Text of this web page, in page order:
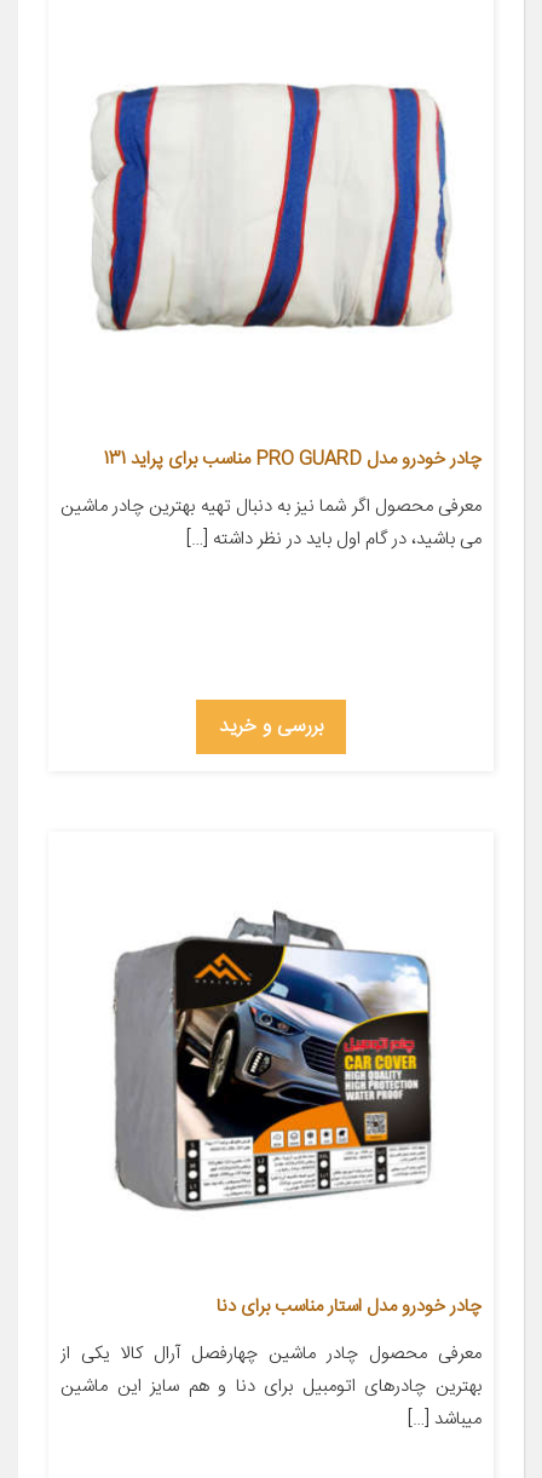
چادر خودرو مدل PRO GUARD مناسب برای پراید 131
معرفی محصول اگر شما نیز به دنبال تهیه بهترین چادر ماشین
می باشید، در گام اول باید در نظر داشته […]
بررسی و خرید
چادر خودرو مدل استار مناسب برای دنا
معرفی محصول چادر ماشین چهارفصل آرال کالا یکی از
بهترین چادرهای اتومبیل برای دنا و هم سایز این ماشین
میباشد […]